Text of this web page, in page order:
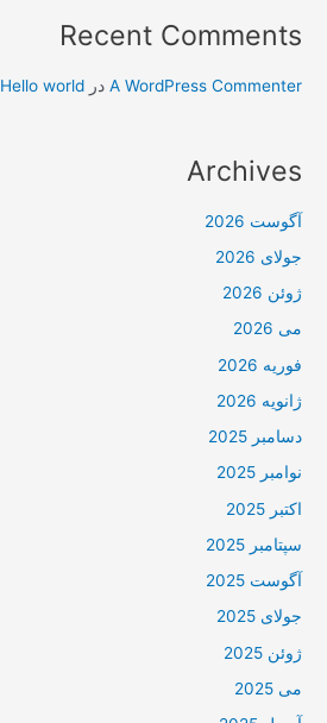
Recent Comments
A WordPress Commenter درHello world!
Archives
آگوست 2026
جولای 2026
ژوئن 2026
می 2026
فوریه 2026
ژانویه 2026
دسامبر 2025
نوامبر 2025
اکتبر 2025
سپتامبر 2025
آگوست 2025
جولای 2025
ژوئن 2025
می 2025